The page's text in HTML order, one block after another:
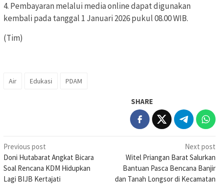
4. Pembayaran melalui media online dapat digunakan
kembali pada tanggal 1 Januari 2026 pukul 08.00 WIB.
(Tim)
Air Edukasi PDAM
SHARE
Post
navigation
Previous post
Doni Hutabarat Angkat Bicara
Soal Rencana KDM Hidupkan
Lagi BIJB Kertajati
Next post
Witel Priangan Barat Salurkan
Bantuan Pasca Bencana Banjir
dan Tanah Longsor di Kecamatan